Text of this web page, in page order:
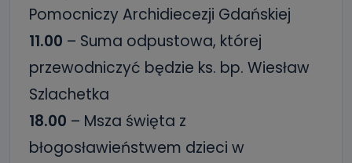
Pomocniczy Archidiecezji Gdańskiej
11.00 – Suma odpustowa, której
przewodniczyć będzie ks. bp. Wiesław
Szlachetka
18.00 – Msza święta z
błogosławieństwem dzieci w